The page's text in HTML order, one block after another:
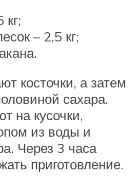
– 2,5 кг;
косточки, а затем
сахара.
на кусочки,
из воды и
Через 3 часа
приготовление.